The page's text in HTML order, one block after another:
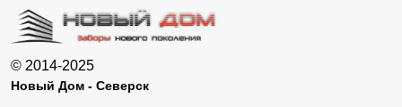
© 2014-2025
Новый Дом - Северск